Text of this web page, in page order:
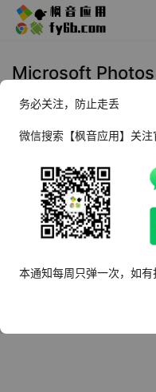
Microsoft Photos
器
务必关注，防止走丢
微信搜索【枫音应用】关
本通知每周只弹一次，如